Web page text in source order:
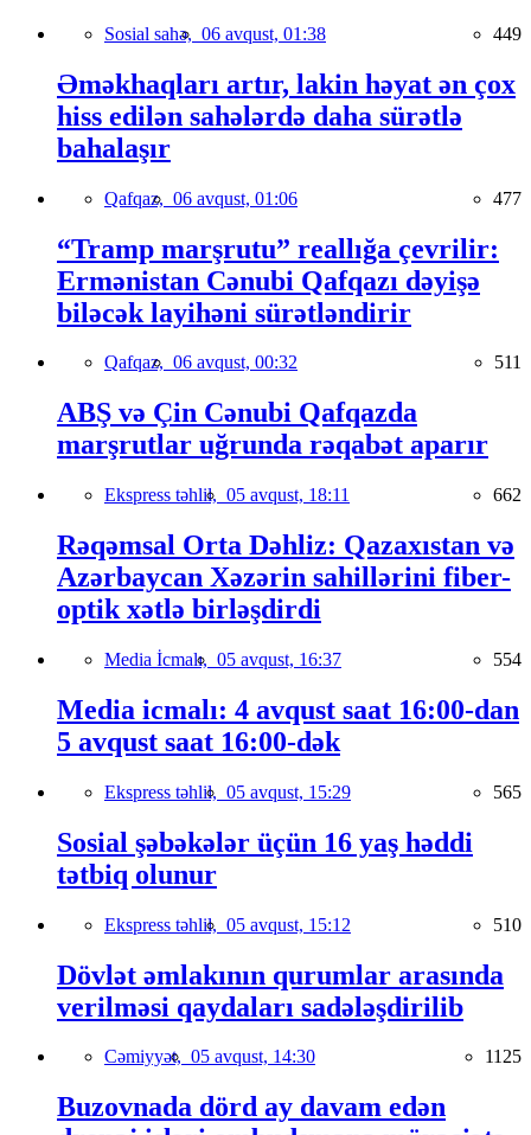
Sosial sahə, 06 avqust, 01:38 449
Əməkhaqları artır, lakin həyat ən çox
hiss edilən sahələrdə daha sürətlə
bahalaşır
Qafqaz, 06 avqust, 01:06 477
“Tramp marşrutu” reallığa çevrilir:
Ermənistan Cənubi Qafqazı dəyişə
biləcək layihəni sürətləndirir
Qafqaz, 06 avqust, 00:32 511
ABŞ və Çin Cənubi Qafqazda
marşrutlar uğrunda rəqabət aparır
Ekspress təhlil, 05 avqust, 18:11 662
Rəqəmsal Orta Dəhliz: Qazaxıstan və
Azərbaycan Xəzərin sahillərini fiber-
optik xətlə birləşdirdi
Media İcmalı, 05 avqust, 16:37 554
Media icmalı: 4 avqust saat 16:00-dan
5 avqust saat 16:00-dək
Ekspress təhlil, 05 avqust, 15:29 565
Sosial şəbəkələr üçün 16 yaş həddi
tətbiq olunur
Ekspress təhlil, 05 avqust, 15:12 510
Dövlət əmlakının qurumlar arasında
verilməsi qaydaları sadələşdirilib
Cəmiyyət, 05 avqust, 14:30 1125
Buzovnada dörd ay davam edən